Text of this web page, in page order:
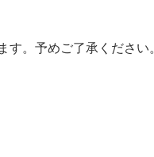
。予めご了承ください。